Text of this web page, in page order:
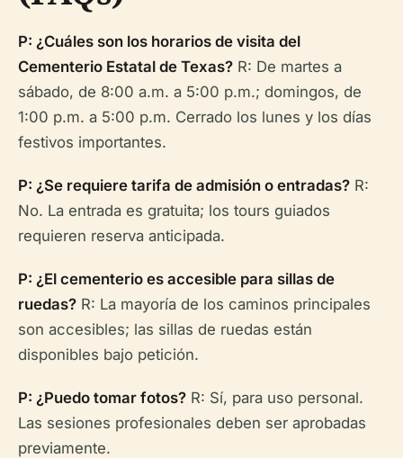
P: ¿Cuáles son los horarios de visita del
Cementerio Estatal de Texas? R: De martes a
sábado, de 8:00 a.m. a 5:00 p.m.; domingos, de
1:00 p.m. a 5:00 p.m. Cerrado los lunes y los días
festivos importantes.
P: ¿Se requiere tarifa de admisión o entradas? R:
No. La entrada es gratuita; los tours guiados
requieren reserva anticipada.
P: ¿El cementerio es accesible para sillas de
ruedas? R: La mayoría de los caminos principales
son accesibles; las sillas de ruedas están
disponibles bajo petición.
P: ¿Puedo tomar fotos? R: Sí, para uso personal.
Las sesiones profesionales deben ser aprobadas
previamente.